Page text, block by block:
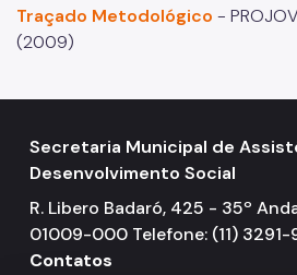
Traçado Metodológico -
(2009)
Secretaria Municipal de
Desenvolvimento Social
R. Libero Badaró, 425 - 35º
01009-000 Telefone: (11)
Contatos